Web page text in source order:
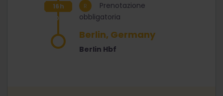
16h
30m
Prenotazione
obbligatoria
Berlin, Germany
Berlin Hbf